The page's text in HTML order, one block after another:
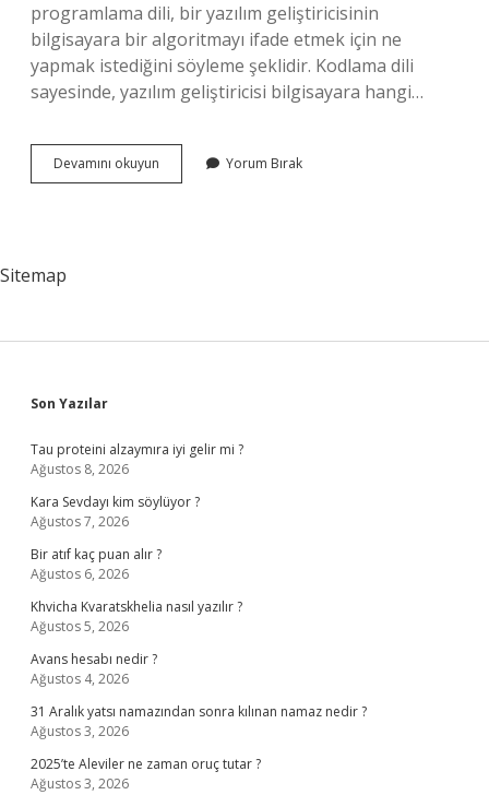
programlama dili, bir yazılım geliştiricisinin
bilgisayara bir algoritmayı ifade etmek için ne
yapmak istediğini söyleme şeklidir. Kodlama dili
sayesinde, yazılım geliştiricisi bilgisayara hangi…
Devamını okuyun Kodlama
Oyunu
Yorum Bırak
Sitemap
Sidebar
Son Yazılar
Tau proteini alzaymıra iyi gelir mi ?
Ağustos 8, 2026
Kara Sevdayı kim söylüyor ?
Ağustos 7, 2026
Bir atıf kaç puan alır ?
Ağustos 6, 2026
Khvicha Kvaratskhelia nasıl yazılır ?
Ağustos 5, 2026
Avans hesabı nedir ?
Ağustos 4, 2026
31 Aralık yatsı namazından sonra kılınan namaz nedir ?
Ağustos 3, 2026
2025’te Aleviler ne zaman oruç tutar ?
Ağustos 3, 2026